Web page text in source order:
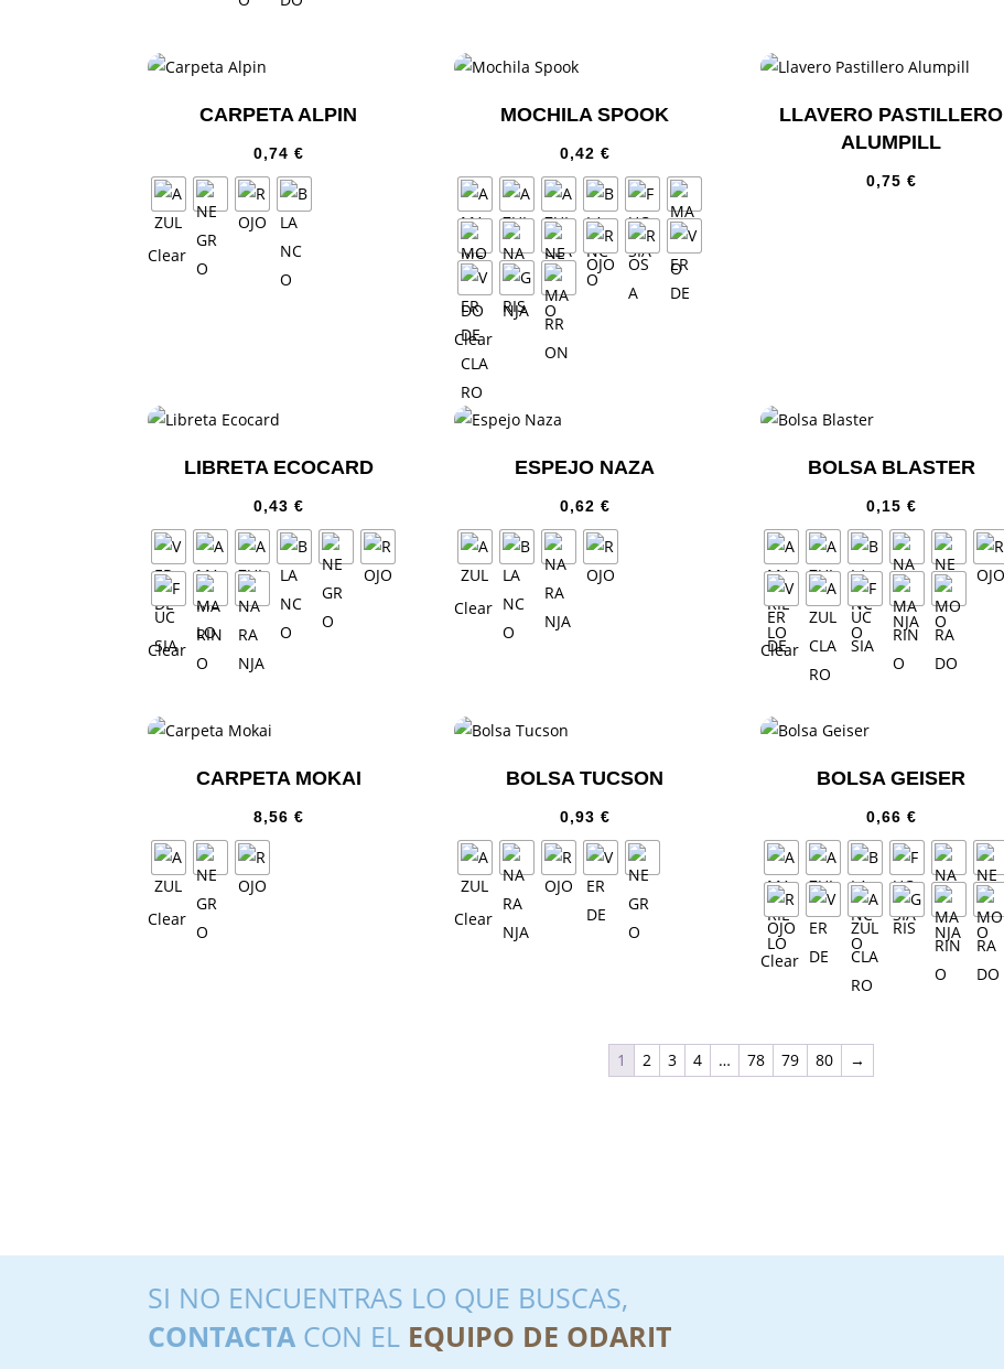
CARPETA ALPIN
0,74 €
Clear
MOCHILA SPOOK
0,42 €
Clear
LLAVERO PASTILLERO
ALUMPILL
0,75 €
LIBRETA ECOCARD
0,43 €
Clear
ESPEJO NAZA
0,62 €
Clear
BOLSA BLASTER
0,15 €
Clear
CARPETA MOKAI
8,56 €
Clear
BOLSA TUCSON
0,93 €
Clear
BOLSA GEISER
0,66 €
Clear
1 2 3 4 … 78 79 80 →
SI NO ENCUENTRAS LO QUE BUSCAS,
CONTACTA CON EL EQUIPO DE ODARIT